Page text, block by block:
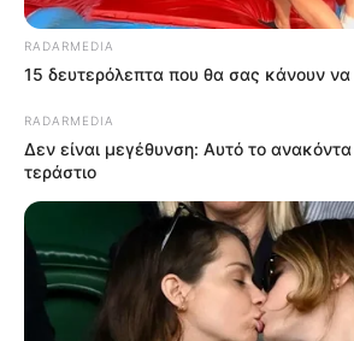
RADARMEDIA
15 δευτερόλεπτα που θα σας κάνουν
RADARMEDIA
Δεν είναι μεγέθυνση: Αυτό το
τεράστιο